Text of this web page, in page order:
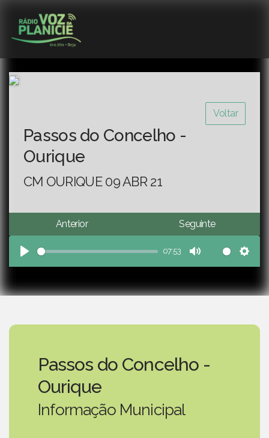
Voltar
Passos do Concelho -
Ourique
CM OURIQUE 09 ABR 21
Anterior Seguinte
Play
07:53
Mute
Passos do Concelho -
Ourique
Informação Municipal